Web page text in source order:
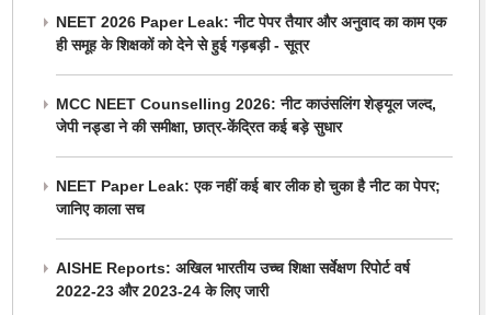
NEET 2026 Paper Leak: नीट पेपर तैयार और अनुवाद का काम एक
ही समूह के शिक्षकों को देने से हुई गड़बड़ी - सूत्र
MCC NEET Counselling 2026: नीट काउंसलिंग शेड्यूल जल्द,
जेपी नड्डा ने की समीक्षा, छात्र-केंद्रित कई बड़े सुधार
NEET Paper Leak: एक नहीं कई बार लीक हो चुका है नीट का पेपर;
जानिए काला सच
AISHE Reports: अखिल भारतीय उच्च शिक्षा सर्वेक्षण रिपोर्ट वर्ष
2022-23 और 2023-24 के लिए जारी